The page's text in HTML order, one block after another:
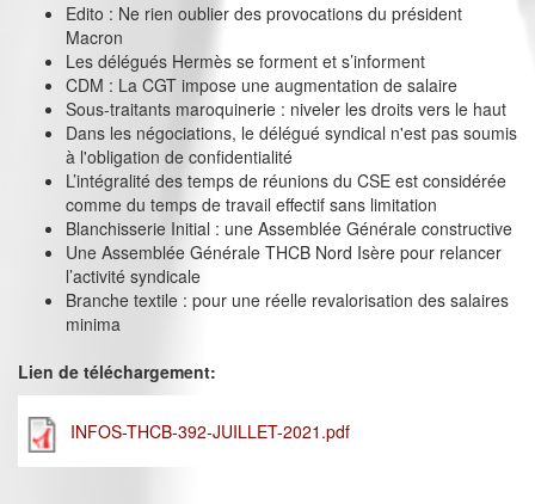
Edito : Ne rien oublier des provocations du président
Macron
Les délégués Hermès se forment et s’informent
CDM : La CGT impose une augmentation de salaire
Sous-traitants maroquinerie : niveler les droits vers le haut
Dans les négociations, le délégué syndical n'est pas soumis
à l'obligation de confidentialité
L’intégralité des temps de réunions du CSE est considérée
comme du temps de travail effectif sans limitation
Blanchisserie Initial : une Assemblée Générale constructive
Une Assemblée Générale THCB Nord Isère pour relancer
l’activité syndicale
Branche textile : pour une réelle revalorisation des salaires
minima
Lien de téléchargement:
INFOS-THCB-392-JUILLET-2021.pdf